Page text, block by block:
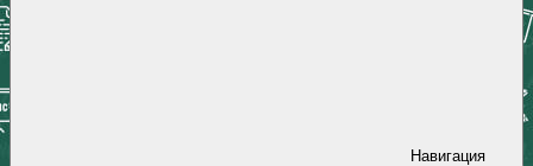
Навигация